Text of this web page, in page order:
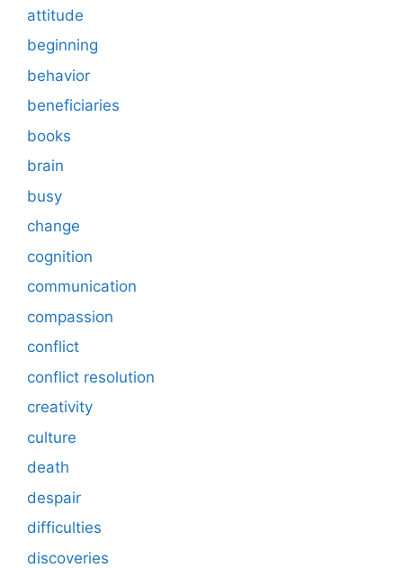
attitude
beginning
behavior
beneficiaries
books
brain
busy
change
cognition
communication
compassion
conflict
conflict resolution
creativity
culture
death
despair
difficulties
discoveries